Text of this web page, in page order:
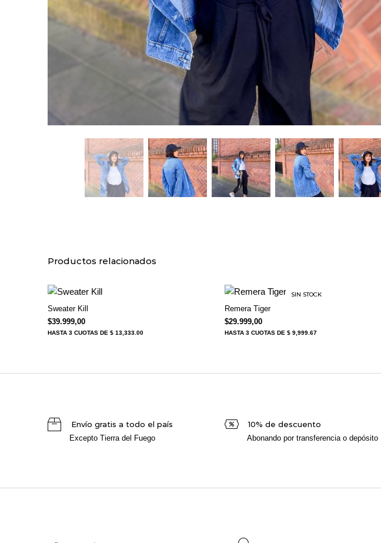
Productos relacionados
Sweater Kill
$39.999,00
HASTA 3 CUOTASDE $ 13,333.00
SIN STOCK
Remera Tiger
$29.999,00
HASTA 3 CUOTAS DE $ 9,999.67
Envío gratis a todo el país
Excepto Tierra del Fuego
10% de descuento
Abonando por transferencia o depósito